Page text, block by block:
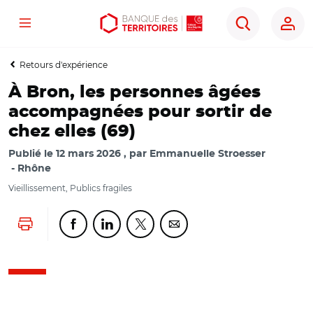
Aller
contenu
Aller
menu
Ouvrir
outils
Menu
Rechercher
Retours d'expérience
À Bron, les personnes âgées
accompagnées pour sortir de
chez elles (69)
Publié le 12 mars 2026 par Emmanuelle Stroesser
Rhône
Vieillissement, Publics fragiles
Lancer l'impressionPartager cette page sur Facebook
Partager cette page sur Linkedin
Partager cette page sur Twitter
Partager cette page sur